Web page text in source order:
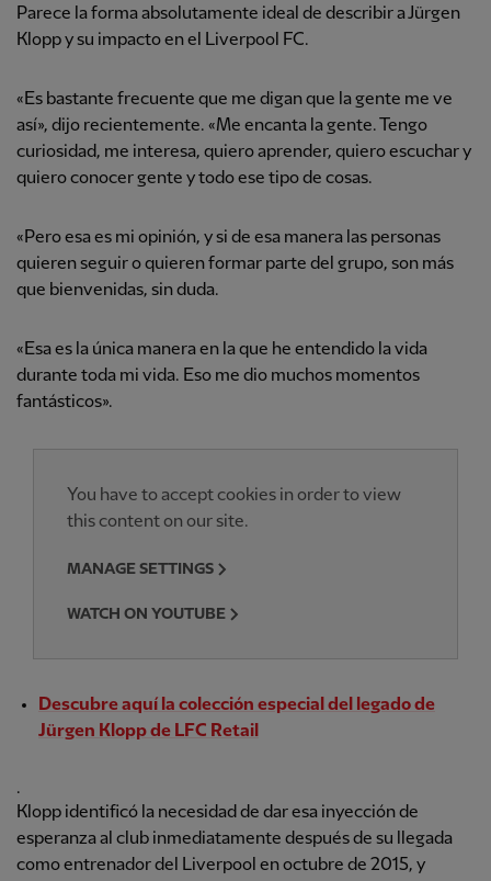
Parece la forma absolutamente ideal de describir a Jürgen
Klopp y su impacto en el Liverpool FC.
«Es bastante frecuente que me digan que la gente me ve
así», dijo recientemente. «Me encanta la gente. Tengo
curiosidad, me interesa, quiero aprender, quiero escuchar y
quiero conocer gente y todo ese tipo de cosas.
«Pero esa es mi opinión, y si de esa manera las personas
quieren seguir o quieren formar parte del grupo, son más
que bienvenidas, sin duda.
«Esa es la única manera en la que he entendido la vida
durante toda mi vida. Eso me dio muchos momentos
fantásticos».
You have to accept cookies in order to view
this content on our site.
MANAGE SETTINGS
WATCH ON YOUTUBE
Descubre aquí la colección especial del legado de
Jürgen Klopp de LFC Retail
.
Klopp identificó la necesidad de dar esa inyección de
esperanza al club inmediatamente después de su llegada
como entrenador del Liverpool en octubre de 2015, y